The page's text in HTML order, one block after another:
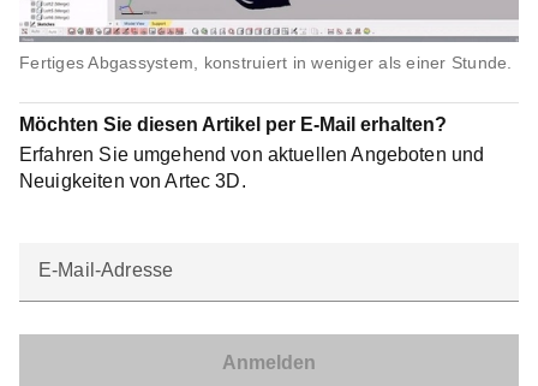
Fertiges Abgassystem, konstruiert in weniger als einer Stunde.
Möchten Sie diesen Artikel per E-Mail erhalten?
Erfahren Sie umgehend von aktuellen Angeboten und
Neuigkeiten von Artec 3D.
E-Mail-Adresse